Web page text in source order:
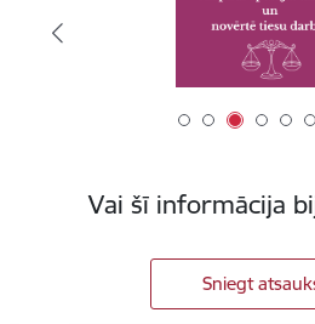
Vai šī informācija
Sniegt